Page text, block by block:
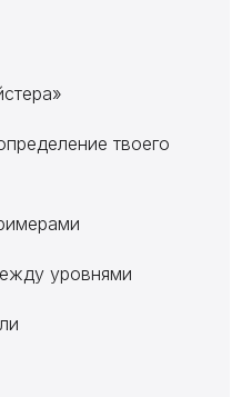
твоего
уровнями